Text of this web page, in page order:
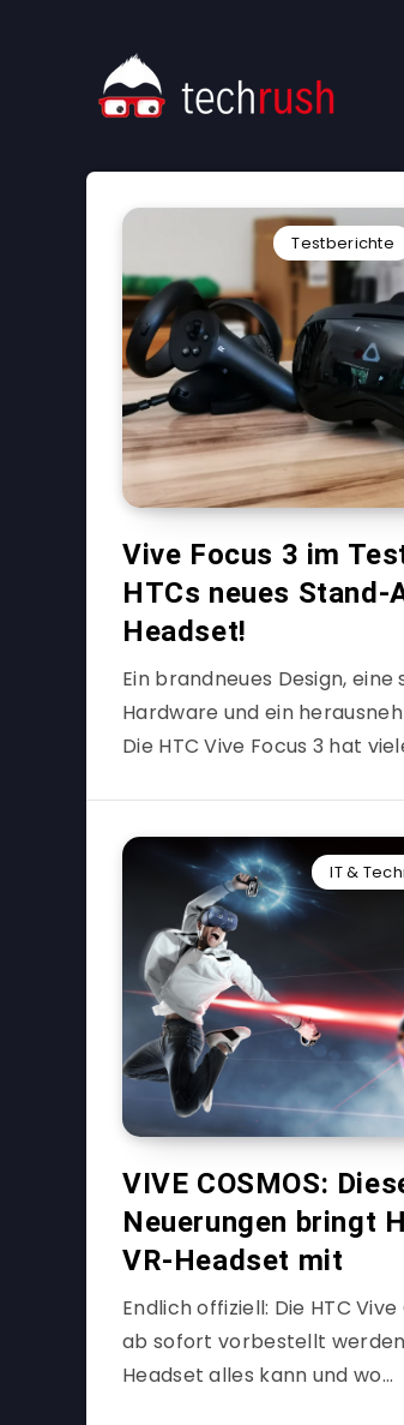
Testberichte
Vive Focus 3 im
HTCs neues Stand-
Headset!
Ein brandneues Design,
Hardware und ein
Die HTC Vive Focus 3 hat
IT &
VIVE COSMOS:
Neuerungen bringt
VR-Headset mit
Endlich offiziell: Die HTC
ab sofort vorbestellt
Headset alles kann und wo…